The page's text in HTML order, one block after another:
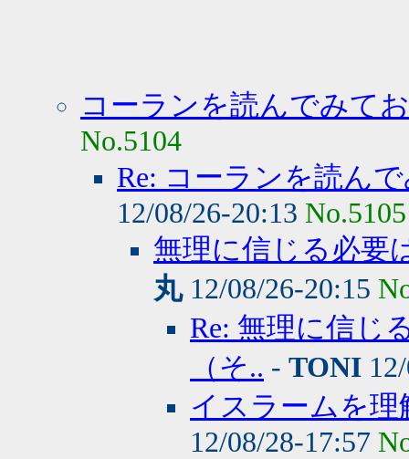
コーランを読んでみ
No.5104
Re: コーランを読ん
12/08/26-20:13 No.5105
無理に信じる必要
丸12/08/26-20:15
Re: 無理に信じ
（そ.. - TONI
イスラームを理
12/08/28-17:57